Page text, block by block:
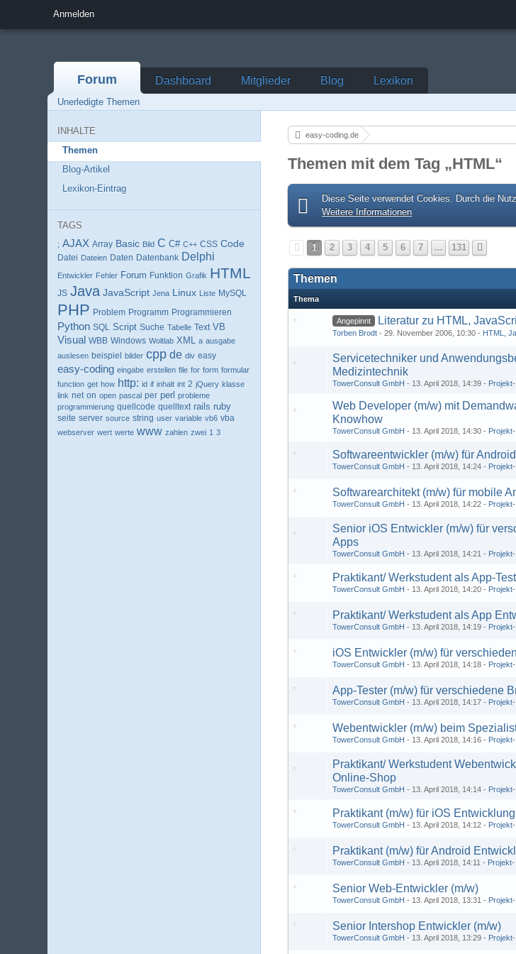
Anmelden
Forum Dashboard Mitglieder Blog Lexikon
Unerledigte Themen
INHALTE
Themen
Blog-Artikel
Lexikon-Eintrag
TAGS
; AJAX Array Basic Bild C C# C++ CSS Code
Datei Dateien Daten Datenbank Delphi
Entwickler Fehler Forum Funktion Grafik HTML
JS Java JavaScript Jena Linux Liste MySQL
PHP Problem Programm Programmieren
Python SQL Script Suche Tabelle Text VB
Visual WBB Windows Woltlab XML a ausgabe
auslesen beispiel bilder cpp de div easy
easy-coding eingabe erstellen file for form formular
function get how http: id if inhalt int 2 jQuery klasse
link net on open pascal per perl
probleme
programmierung quellcode quelltext rails ruby
seite server source string user variable vb6 vba
webserver wert werte www zahlen zwei 1 3
easy-coding.de
Themen mit dem Tag „HTML“
Diese Seite verwendet Cookies. Durch die
Weitere Informationen
1 2 3 4 5 6 7 … 131
Themen
Thema
Angepinnt Literatur zu HTML,
Torben Brodt 29. November 2006, 10:30 HTML,
Servicetechniker und
Medizintechnik
TowerConsult GmbH 13. April 2018, 14:39
Web Developer (m/w) mit
Knowhow
TowerConsult GmbH 13. April 2018, 14:30
Softwareentwickler (m/w) für
TowerConsult GmbH 13. April 2018, 14:24
Softwarearchitekt (m/w) für mobile
TowerConsult GmbH 13. April 2018, 14:22
Senior iOS Entwickler (m/w) für
Apps
TowerConsult GmbH 13. April 2018, 14:21
Praktikant/ Werkstudent als App-
TowerConsult GmbH 13. April 2018, 14:20
Praktikant/ Werkstudent als App
TowerConsult GmbH 13. April 2018, 14:19
iOS Entwickler (m/w) für
TowerConsult GmbH 13. April 2018, 14:18
App-Tester (m/w) für verschiedene
TowerConsult GmbH 13. April 2018, 14:17
Webentwickler (m/w) beim
TowerConsult GmbH 13. April 2018, 14:16
Praktikant/ Werkstudent
Online-Shop
TowerConsult GmbH 13. April 2018, 14:14
Praktikant (m/w) für iOS Entwicklung
TowerConsult GmbH 13. April 2018, 14:12
Praktikant (m/w) für Android
TowerConsult GmbH 13. April 2018, 14:11
Senior Web-Entwickler (m/w)
TowerConsult GmbH 13. April 2018, 13:31
Senior Intershop Entwickler (m/w)
TowerConsult GmbH 13. April 2018, 13:29